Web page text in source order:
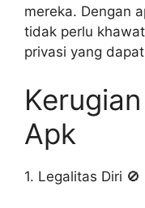
mereka. Dengan
tidak perlu
privasi yang
Apk
1. Legalitas Diri 🚫